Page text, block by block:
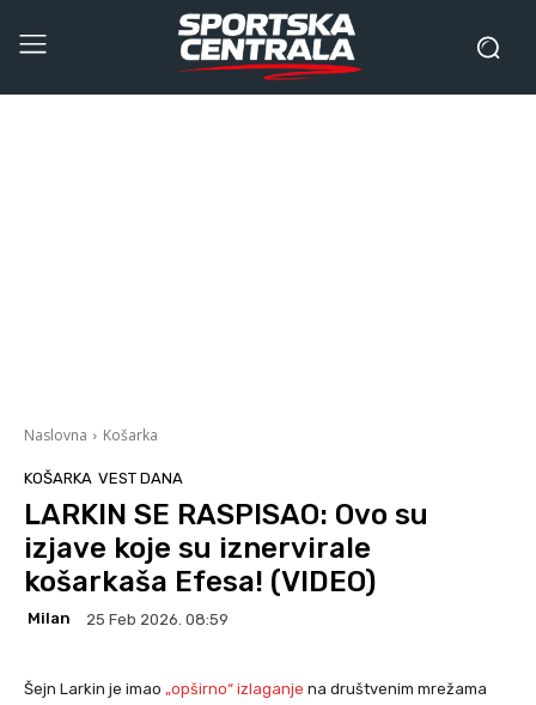
Naslovna Košarka
KOŠARKA VEST DANA
LARKIN SE RASPISAO: Ovo su
izjave koje su iznervirale
košarkaša Efesa! (VIDEO)
Milan 25 Feb 2026. 08:59
Šejn Larkin je imao „opširno“ izlaganje na društvenim mrežama